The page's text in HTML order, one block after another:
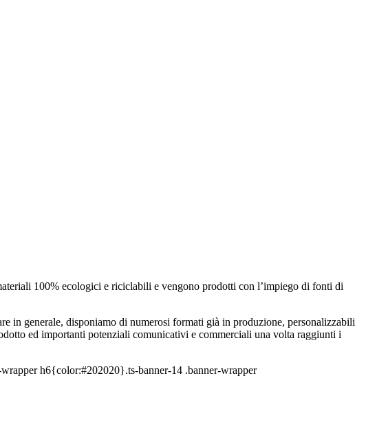
100% ecologici e riciclabili e vengono prodotti con l’impiego di fonti di
in generale, disponiamo di numerosi formati già in produzione, personalizzabili
ed importanti potenziali comunicativi e commerciali una volta raggiunti i
h6{color:#202020}.ts-banner-14 .banner-wrapper